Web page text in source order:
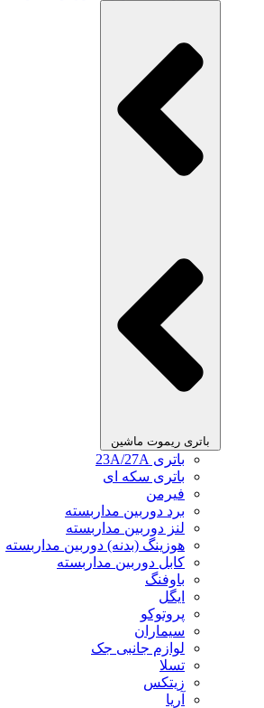
باتری ریموت ماشین
باتری 23A/27A
باتری سکه ای
فیرمن
برد دوربین مداربسته
لنز دوربین مداربسته
هوزینگ (بدنه) دوربین مداربسته
کابل دوربین مداربسته
باوفنگ
ایگل
پروتوکو
سیماران
لوازم جانبی جک
تسلا
زیتکس
آریا